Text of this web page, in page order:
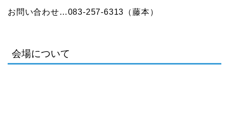
お問い合わせ…083-257-6313（藤本）
会場について